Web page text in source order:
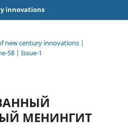
innovations
new century innovations |
58 | Issue-1
МЕНИНГИТ